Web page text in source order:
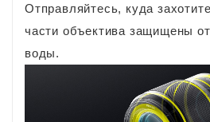
Отправляйтесь, куда
части объектива защищены
воды.